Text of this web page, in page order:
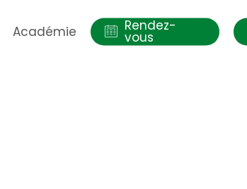
Académie Rendez-
vous